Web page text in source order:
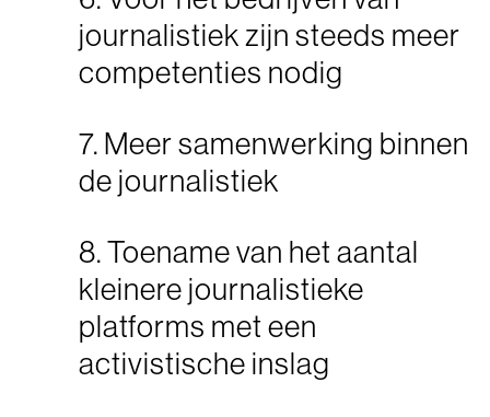
journalistiek zijn steeds meer
competenties nodig
7. Meer samenwerking binnen
de journalistiek
8. Toename van het aantal
kleinere journalistieke
platforms met een
activistische inslag